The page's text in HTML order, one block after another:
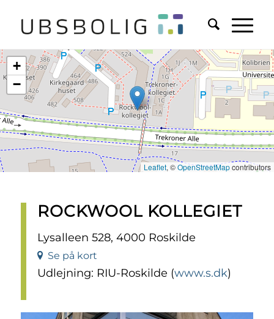
+
−
Leaflet, ©OpenStreetMapcontributors
ROCKWOOL KOLLEGIET
Lysalleen 528, 4000 Roskilde
Se på kort
Udlejning: RIU-Roskilde (www.s.dk)